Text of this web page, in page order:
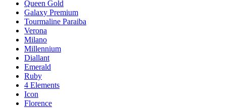
Queen Gold
Galaxy Premium
Tourmaline Paraiba
Verona
Milano
Millennium
Diallant
Emerald
Ruby
4 Elements
Icon
Florence